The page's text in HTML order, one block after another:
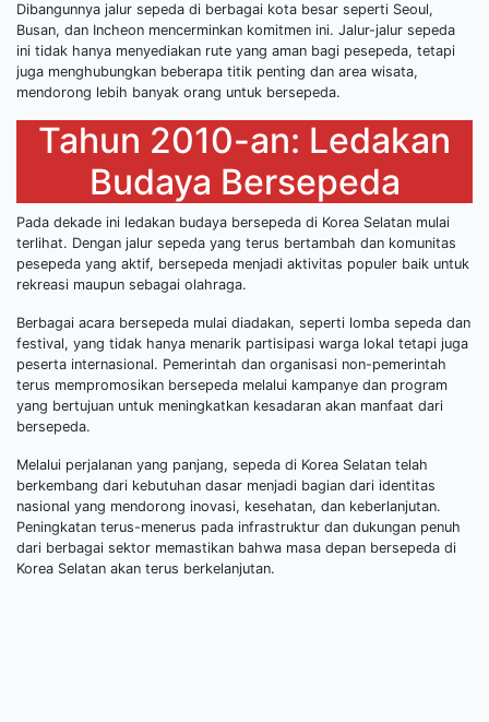
Dibangunnya jalur sepeda di berbagai kota besar seperti Seoul,
Busan, dan Incheon mencerminkan komitmen ini. Jalur-jalur sepeda
ini tidak hanya menyediakan rute yang aman bagi pesepeda, tetapi
juga menghubungkan beberapa titik penting dan area wisata,
mendorong lebih banyak orang untuk bersepeda.
Tahun 2010-an: Ledakan
Budaya Bersepeda
Pada dekade ini ledakan budaya bersepeda di Korea Selatan mulai
terlihat. Dengan jalur sepeda yang terus bertambah dan komunitas
pesepeda yang aktif, bersepeda menjadi aktivitas populer baik untuk
rekreasi maupun sebagai olahraga.
Berbagai acara bersepeda mulai diadakan, seperti lomba sepeda dan
festival, yang tidak hanya menarik partisipasi warga lokal tetapi juga
peserta internasional. Pemerintah dan organisasi non-pemerintah
terus mempromosikan bersepeda melalui kampanye dan program
yang bertujuan untuk meningkatkan kesadaran akan manfaat dari
bersepeda.
Melalui perjalanan yang panjang, sepeda di Korea Selatan telah
berkembang dari kebutuhan dasar menjadi bagian dari identitas
nasional yang mendorong inovasi, kesehatan, dan keberlanjutan.
Peningkatan terus-menerus pada infrastruktur dan dukungan penuh
dari berbagai sektor memastikan bahwa masa depan bersepeda di
Korea Selatan akan terus berkelanjutan.